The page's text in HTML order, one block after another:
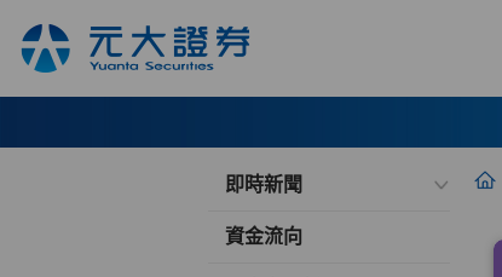
即時新聞
資金流向